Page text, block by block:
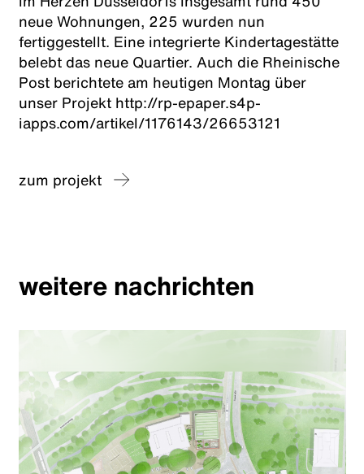
neue Wohnungen, 225 wurden nun
fertiggestellt. Eine integrierte Kindertagestätte
belebt das neue Quartier. Auch die Rheinische
Post berichtete am heutigen Montag über
unser Projekt http://rp-epaper.s4p-
iapps.com/artikel/1176143/26653121
zum projekt
weitere nachrichten